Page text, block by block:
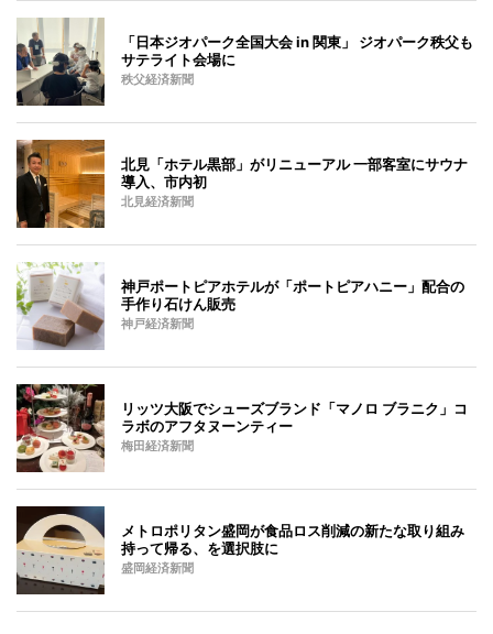
「日本ジオパーク全国大会 in 関東」 ジオパーク秩父も
サテライト会場に
秩父経済新聞
北見「ホテル黒部」がリニューアル 一部客室にサウナ
導入、市内初
北見経済新聞
神戸ポートピアホテルが「ポートピアハニー」配合の
手作り石けん販売
神戸経済新聞
リッツ大阪でシューズブランド「マノロ ブラニク」コ
ラボのアフタヌーンティー
梅田経済新聞
メトロポリタン盛岡が食品ロス削減の新たな取り組み
持って帰る、を選択肢に
盛岡経済新聞